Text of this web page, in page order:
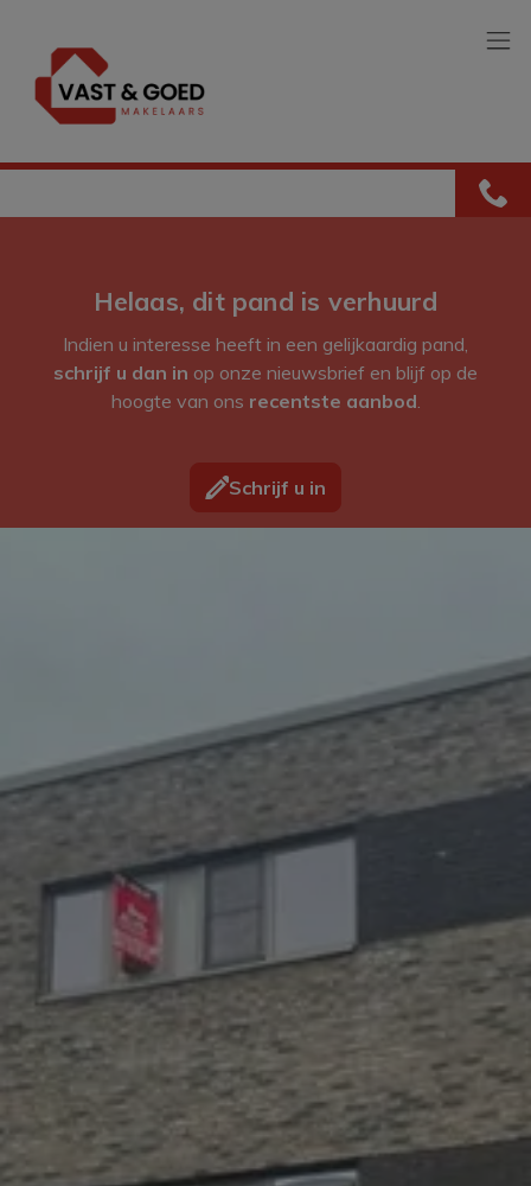
Helaas, dit pand is verhuurd
Indien u interesse heeft in een gelijkaardig pand,
schrijf u dan in op onze nieuwsbrief en blijf op de
hoogte van ons recentste aanbod.
Schrijf u in